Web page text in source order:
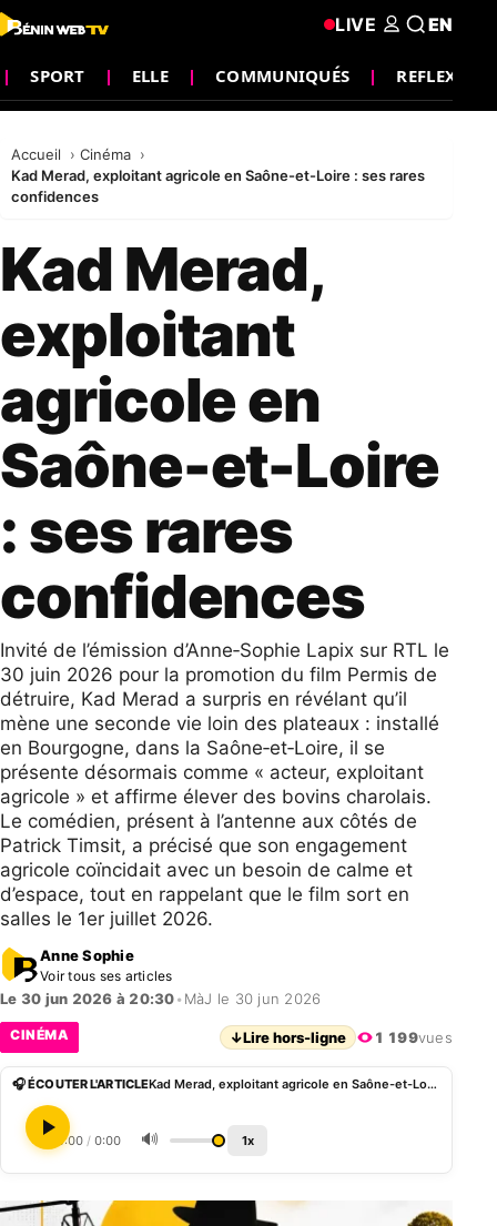
SPORT ELLE COMMUNIQUÉS REFLEXION
LIVE EN
Accueil
Cinéma
Kad Merad, exploitant agricole en Saône-et-Loire : ses rares
confidences
Kad Merad,
exploitant
agricole en
Saône-et-Loire
: ses rares
confidences
Invité de l’émission d’Anne‑Sophie Lapix sur RTL le
30 juin 2026 pour la promotion du film Permis de
détruire, Kad Merad a surpris en révélant qu’il
mène une seconde vie loin des plateaux : installé
en Bourgogne, dans la Saône‑et‑Loire, il se
présente désormais comme « acteur, exploitant
agricole » et affirme élever des bovins charolais.
Le comédien, présent à l’antenne aux côtés de
Patrick Timsit, a précisé que son engagement
agricole coïncidait avec un besoin de calme et
d’espace, tout en rappelant que le film sort en
salles le 1er juillet 2026.
Anne Sophie
Voir tous ses articles
Le 30 jun 2026 à 20:30• MàJ le 30 jun 2026
CINÉMA ↓Lire hors-ligne 1 199vues
🎧 ÉCOUTER L'ARTICLE Kad Merad, exploitant agricole en Saône-et-Loire : ses rares confidences
0:00 / 0:00 🔊 1x